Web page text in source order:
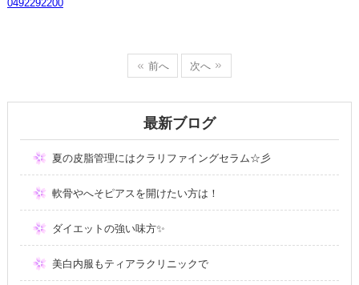
0492292200
前へ 次へ
最新ブログ
夏の皮脂管理にはクラリファイングセラム☆彡
軟骨やへそピアスを開けたい方は！
ダイエットの強い味方✨
美白内服もティアラクリニックで